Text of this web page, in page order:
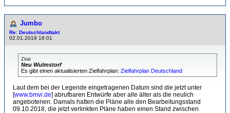
Jumbo
Re: Deutschlandtakt
02.01.2019 16:01
Zitat
Neu Wulmstorf
Es gibt einen aktualisierten Zielfahrplan: Zielfahrplan Deutschland
Laut dem bei der Legende eingetragenen Datum sind die jetzt unter
[www.bmvi.de] abrufbaren Entwürfe aber alle älter als die neulich
angebotenen. Damals hatten die Pläne alle den Bearbeitungsstand
09.10.2018, die jetzt verlinkten Pläne haben einen Stand zwischen